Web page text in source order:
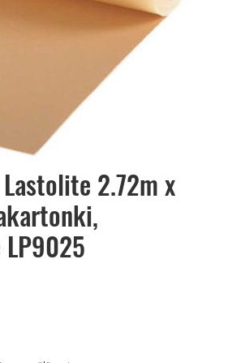
2.72m x
LP9025